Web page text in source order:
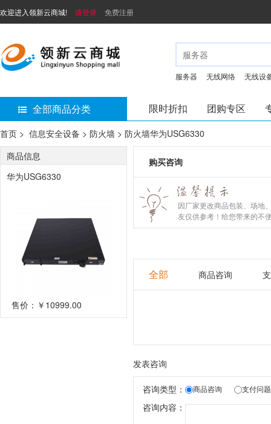
欢迎进入领新云商城! 请登录 免费注册
服务器 无线网络 无线设
全部商品分类 限时折扣 团购专区
首页 > 信息安全设备 > 防火墙 > 防火墙华为USG6330
购买咨询
因厂家更改商品包装、场地
友仅供参考！给您带来的不
全部 商品咨询
发表咨询
咨询类型： 商品咨询 支付问题
咨询内容：
商品信息
华为USG6330
售价： ￥10999.00